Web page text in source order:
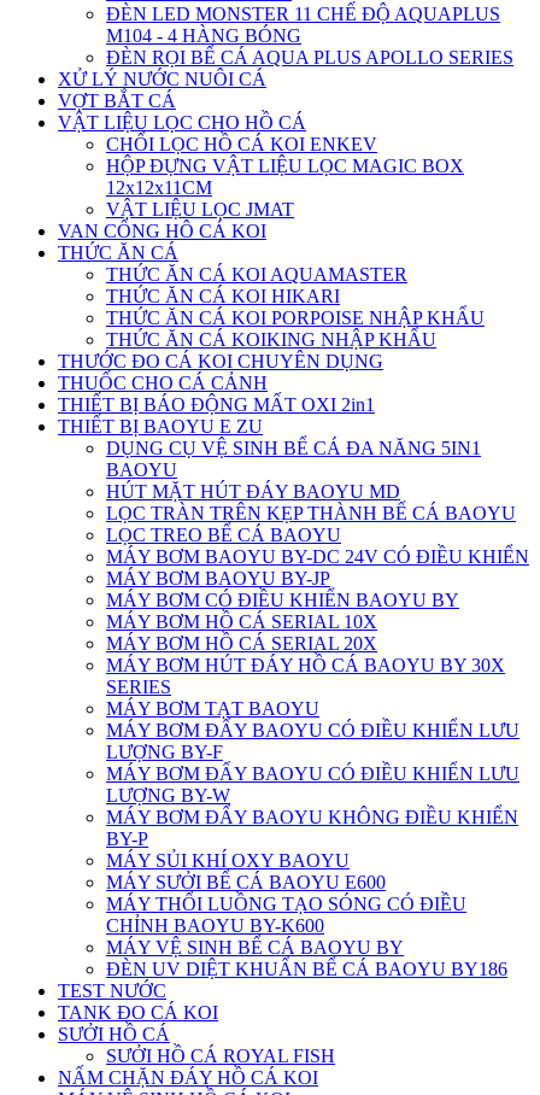
ĐÈN LED MONSTER 11 CHẾ ĐỘ AQUAPLUS
M104 - 4 HÀNG BÓNG
ĐÈN RỌI BỂ CÁ AQUA PLUS APOLLO SERIES
XỬ LÝ NƯỚC NUÔI CÁ
VỢT BẮT CÁ
VẬT LIỆU LỌC CHO HỒ CÁ
CHỔI LỌC HỒ CÁ KOI ENKEV
HỘP ĐỰNG VẬT LIỆU LỌC MAGIC BOX
12x12x11CM
VẬT LIỆU LỌC JMAT
VAN CỔNG HÔ CÁ KOI
THỨC ĂN CÁ
THỨC ĂN CÁ KOI AQUAMASTER
THỨC ĂN CÁ KOI HIKARI
THỨC ĂN CÁ KOI PORPOISE NHẬP KHẨU
THỨC ĂN CÁ KOIKING NHẬP KHẨU
THƯỚC ĐO CÁ KOI CHUYÊN DỤNG
THUỐC CHO CÁ CẢNH
THIẾT BỊ BÁO ĐỘNG MẤT OXI 2in1
THIẾT BỊ BAOYU E ZU
DỤNG CỤ VỆ SINH BỂ CÁ ĐA NĂNG 5IN1
BAOYU
HÚT MẶT HÚT ĐÁY BAOYU MD
LỌC TRÀN TRÊN KẸP THÀNH BỂ CÁ BAOYU
LỌC TREO BỂ CÁ BAOYU
MÁY BƠM BAOYU BY-DC 24V CÓ ĐIỀU KHIỂN
MÁY BƠM BAOYU BY-JP
MÁY BƠM CÓ ĐIỀU KHIỂN BAOYU BY
MÁY BƠM HỒ CÁ SERIAL 10X
MÁY BƠM HỒ CÁ SERIAL 20X
MÁY BƠM HÚT ĐÁY HỒ CÁ BAOYU BY 30X
SERIES
MÁY BƠM TẠT BAOYU
MÁY BƠM ĐẨY BAOYU CÓ ĐIỀU KHIỂN LƯU
LƯỢNG BY-F
MÁY BƠM ĐẨY BAOYU CÓ ĐIỀU KHIỂN LƯU
LƯỢNG BY-W
MÁY BƠM ĐẨY BAOYU KHÔNG ĐIỀU KHIỂN
BY-P
MÁY SỦI KHÍ OXY BAOYU
MÁY SƯỞI BỂ CÁ BAOYU E600
MÁY THỔI LUỒNG TẠO SÓNG CÓ ĐIỀU
CHỈNH BAOYU BY-K600
MÁY VỆ SINH BỂ CÁ BAOYU BY
ĐÈN UV DIỆT KHUẨN BỂ CÁ BAOYU BY186
TEST NƯỚC
TANK ĐO CÁ KOI
SƯỞI HỒ CÁ
SƯỞI HỒ CÁ ROYAL FISH
NẤM CHẶN ĐÁY HỒ CÁ KOI